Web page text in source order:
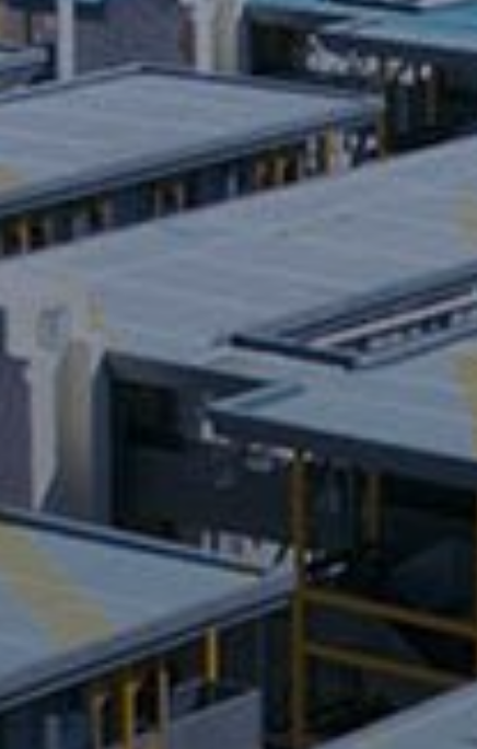
項目
- 組裝合成建築項目模組化樓梯、走廊箱